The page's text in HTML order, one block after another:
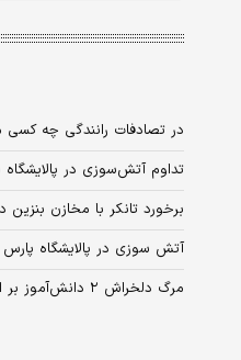
در تصادفات رانندگی چه
تداوم آتش‌سوزی در
برخورد تانکر با مخازن
آتش سوزی در پالایشگاه
مرگ دلخراش ۲ دانش‌آموز بر اثر برخورد کامیون+ عکس